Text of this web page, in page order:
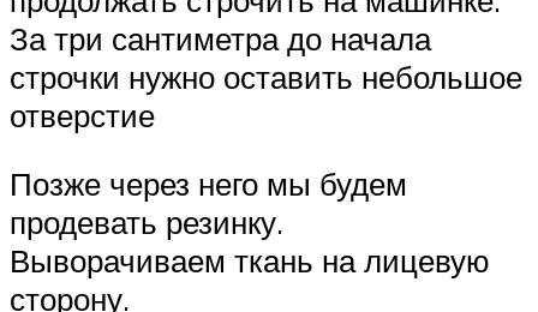
За три сантиметра до начала
строчки нужно оставить небольшое
отверстие
Позже через него мы будем
продевать резинку.
Выворачиваем ткань на лицевую
сторону.